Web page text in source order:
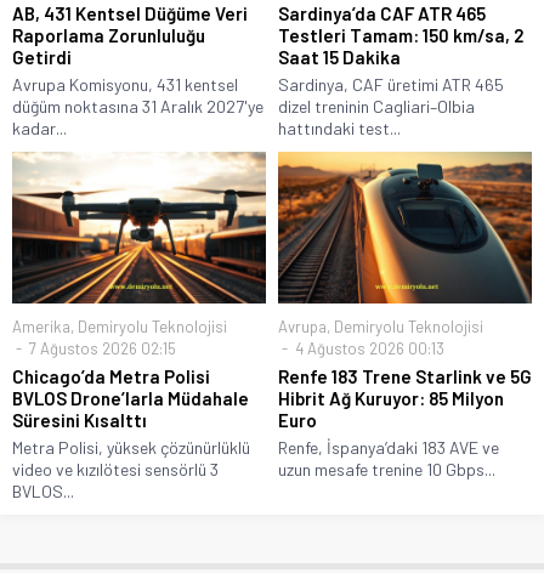
AB, 431 Kentsel Düğüme Veri
Raporlama Zorunluluğu
Getirdi
Avrupa Komisyonu, 431 kentsel
düğüm noktasına 31 Aralık 2027'ye
kadar...
Sardinya’da CAF ATR 465
Testleri Tamam: 150 km/sa, 2
Saat 15 Dakika
Sardinya, CAF üretimi ATR 465
dizel treninin Cagliari–Olbia
hattındaki test...
Amerika, Demiryolu Teknolojisi
7 Ağustos 2026 02:15
Chicago’da Metra Polisi
BVLOS Drone’larla Müdahale
Süresini Kısalttı
Metra Polisi, yüksek çözünürlüklü
video ve kızılötesi sensörlü 3
BVLOS...
Avrupa, Demiryolu Teknolojisi
4 Ağustos 2026 00:13
Renfe 183 Trene Starlink ve 5G
Hibrit Ağ Kuruyor: 85 Milyon
Euro
Renfe, İspanya’daki 183 AVE ve
uzun mesafe trenine 10 Gbps...